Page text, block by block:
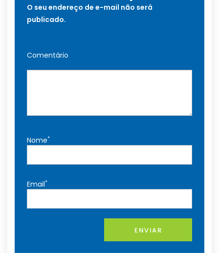
O seu endereço de e-mail não será
publicado.
Comentário
Nome*
Email*
ENVIAR